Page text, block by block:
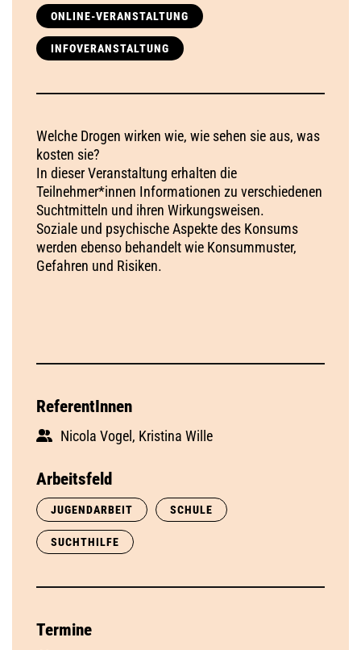
ONLINE-VERANSTALTUNG
INFOVERANSTALTUNG
Welche Drogen wirken wie, wie sehen sie aus, was
kosten sie?
In dieser Veranstaltung erhalten die
Teilnehmer*innen Informationen zu verschiedenen
Suchtmitteln und ihren Wirkungsweisen.
Soziale und psychische Aspekte des Konsums
werden ebenso behandelt wie Konsummuster,
Gefahren und Risiken.
ReferentInnen
Nicola Vogel, Kristina Wille
Arbeitsfeld
JUGENDARBEIT SCHULE
SUCHTHILFE
Termine